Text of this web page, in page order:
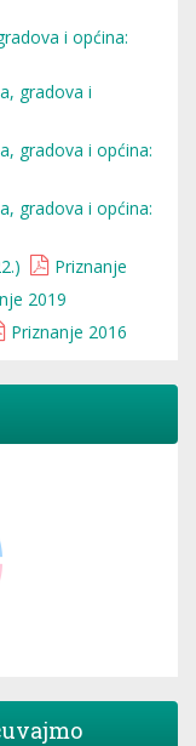
i općina:
gradova i
gradova i općina:
gradova i općina:
Priznanje
2019
Priznanje 2016